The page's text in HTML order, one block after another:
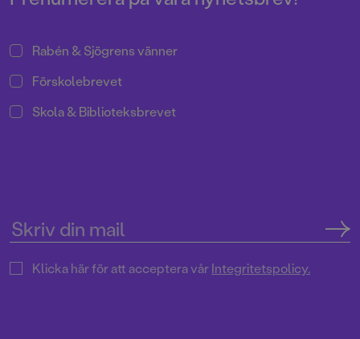
bildberättare.
Rabén & Sjögrens vänner
Förskolebrevet
Skola & Biblioteksbrevet
Klicka här för att acceptera vårIntegritetspolicy.